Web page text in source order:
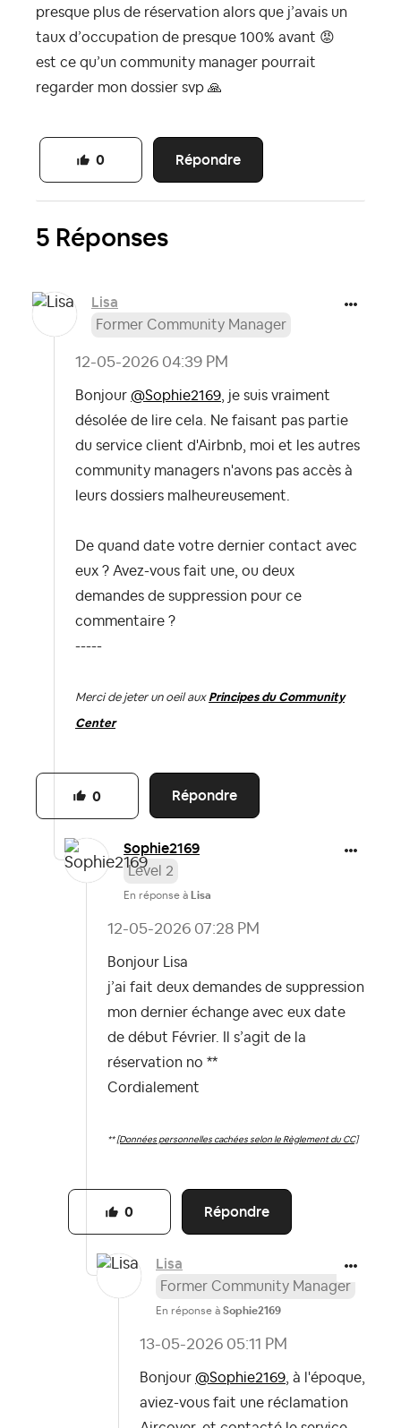
presque plus de réservation alors que j’avais un
taux d’occupation de presque 100% avant 😡
est ce qu’un community manager pourrait
regarder mon dossier svp 🙏
Répondre
0
5 Réponses
Lisa
Former Community Manager
‎12-05-2026 04:39 PM
Bonjour @Sophie2169, je suis vraiment
désolée de lire cela. Ne faisant pas partie
du service client d'Airbnb, moi et les autres
community managers n'avons pas accès à
leurs dossiers malheureusement.
De quand date votre dernier contact avec
eux ? Avez-vous fait une, ou deux
demandes de suppression pour ce
commentaire ?
-----
Merci de jeter un oeil aux Principes du Community
Center
Répondre
0
Sophie2169
Level 2
En réponse à Lisa
‎12-05-2026 07:28 PM
Bonjour Lisa
j’ai fait deux demandes de suppression
mon dernier échange avec eux date
de début Février. Il s’agit de la
réservation no **
Cordialement
** [Données personnelles cachées selon le Règlement du CC]
Répondre
0
Lisa
Former Community Manager
En réponse à Sophie2169
‎13-05-2026 05:11 PM
Bonjour @Sophie2169 , à l'époque,
aviez-vous fait une réclamation